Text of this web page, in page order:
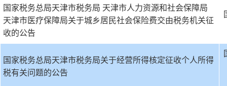
国家税务总局天津市税务局 天津市人力资源和社会保障局
天津市医疗保障局关于城乡居民社会保险费交由税务机关征
收的公告
国家税务总局天津市税务局关于经营所得核定征收个人所得
税有关问题的公告